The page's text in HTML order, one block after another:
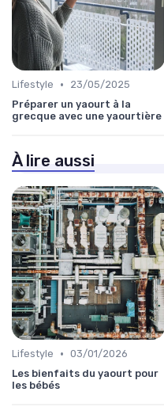
Lifestyle •
23/05/2025
Préparer un yaourt à la
grecque avec une yaourtière
À lire aussi
Lifestyle • 03/01/2026
Les bienfaits du yaourt pour
les bébés